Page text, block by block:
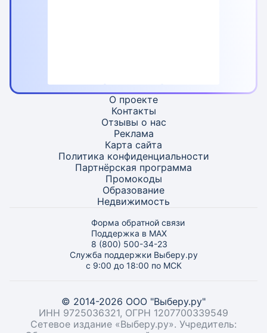
О проекте
Контакты
Отзывы о нас
Реклама
Карта сайта
Политика конфиденциальности
Партнёрская программа
Промокоды
Образование
Недвижимость
Форма обратной связи
Поддержка в MAX
8 (800) 500-34-23
Служба поддержки Выберу.ру
с 9:00 до 18:00 по МСК
© 2014-2026 ООО "Выберу.ру"
ИНН 9725036321, ОГРН 1207700339549
Сетевое издание «Выберу.ру». Учредитель: